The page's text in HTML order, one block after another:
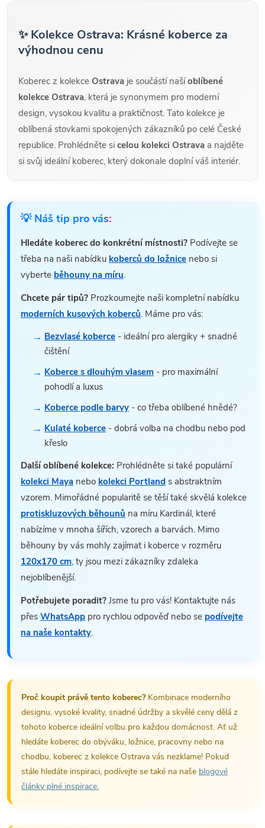
✨ Kolekce Ostrava: Krásné koberce za
výhodnou cenu
Koberec z kolekce Ostrava je součástí našíoblíbené
kolekce Ostrava, která je synonymem pro moderní
design, vysokou kvalitu a praktičnost. Tato kolekce je
oblíbená stovkami spokojených zákazníků po celé České
republice. Prohlédněte si celou kolekci Ostrava a najděte
si svůj ideální koberec, který dokonale doplní váš interiér.
💡 Náš tip pro vás:
Hledáte koberec do konkrétní místnosti? Podívejte se
třeba na naši nabídku koberců do ložnice nebo si
vyberte běhouny na míru.
Chcete pár tipů? Prozkoumejte naši kompletní nabídku
moderních kusových koberců. Máme pro vás:
Bezvlasé koberce - ideální pro alergiky + snadné
čištění
Koberce s dlouhým vlasem - pro maximální
pohodlí a luxus
Koberce podle barvy - co třeba oblíbené hnědé?
Kulaté koberce - dobrá volba na chodbu nebo pod
křeslo
Další oblíbené kolekce: Prohlédněte si také populární
kolekci Maya nebo kolekci Portland s abstraktním
vzorem. Mimořádné popularitě se těší také skvělá kolekce
protiskluzových běhounů na míru Kardinál, které
nabízíme v mnoha šířích, vzorech a barvách. Mimo
běhouny by vás mohly zajímat i koberce v rozměru
120x170 cm, ty jsou mezi zákazníky zdaleka
nejoblíbenější.
Potřebujete poradit? Jsme tu pro vás! Kontaktujte nás
přes WhatsApp pro rychlou odpověď nebo se podívejte
na naše kontakty.
Proč koupit právě tento koberec?Kombinace moderního
designu, vysoké kvality, snadné údržby a skvělé ceny dělá z
tohoto koberce ideální volbu pro každou domácnost. Ať už
hledáte koberec do obýváku, ložnice, pracovny nebo na
chodbu, koberec z kolekce Ostrava vás nezklame! Pokud
stále hledáte inspiraci, podívejte se také na naše blogové
články plné inspirace.